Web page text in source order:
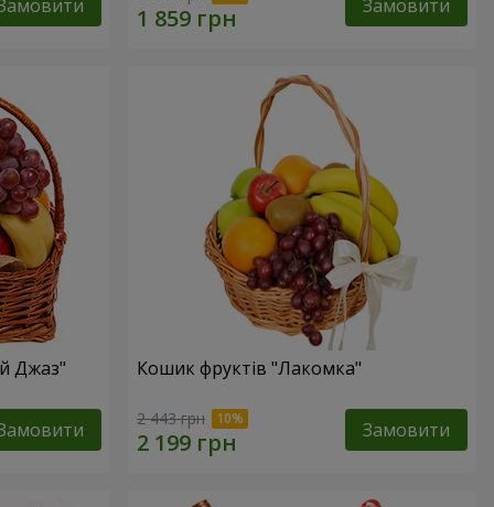
Замовити
Джаз" Кошик фруктів "Лакомка"
2 443 грн Замовити